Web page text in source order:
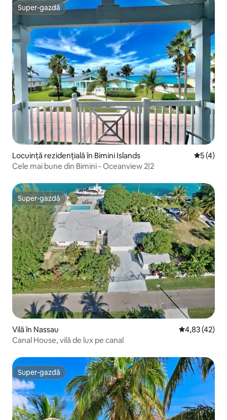
Super-gazdă
Super-gazdă
Locuință rezidențială în Bimini Islands Scor
5 (4)
Cele mai bune din Bimini - Oceanview 2|2
Super-gazdă
Super-gazdă
Vilă în Nassau Scor mediu
4,83 (42)
Canal House, vilă de lux pe canal
Super-gazdă
Super-gazdă